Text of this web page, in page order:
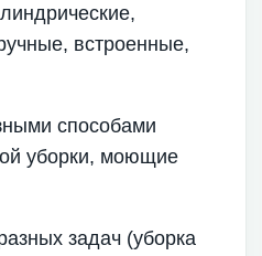
встроенные,
способами
уборки, моющие
задач (уборка